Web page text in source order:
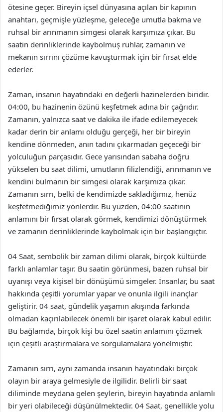
ötesine geçer. Bireyin içsel dünyasına açılan bir kapının
anahtarı, geçmişle yüzleşme, geleceğe umutla bakma ve
ruhsal bir arınmanın simgesi olarak karşımıza çıkar. Bu
saatin derinliklerinde kaybolmuş ruhlar, zamanın ve
mekanın sırrını çözüme kavuşturmak için bir fırsat elde
ederler.
Zaman, insanın hayatındaki en değerli hazinelerden biridir.
04:00, bu hazinenin özünü keşfetmek adına bir çağrıdır.
Zamanın, yalnızca saat ve dakika ile ifade edilemeyecek
kadar derin bir anlamı olduğu gerçeği, her bir bireyin
kendine dönmeden, anın tadını çıkarmadan geçeceği bir
yolculuğun parçasıdır. Gece yarısından sabaha doğru
yükselen bu saat dilimi, umutların filizlendiği, arınmanın ve
kendini bulmanın bir simgesi olarak karşımıza çıkar.
Zamanın sırrı, belki de kendimizde sakladığımız, henüz
keşfetmediğimiz yönlerdir. Bu yüzden, 04:00 saatinin
anlamını bir fırsat olarak görmek, kendimizi dönüştürmek
ve zamanın derinliklerinde kaybolmak için bir başlangıçtır.
04 Saat, sembolik bir zaman dilimi olarak, birçok kültürde
farklı anlamlar taşır. Bu saatin görünmesi, bazen ruhsal bir
uyanışı veya kişisel bir dönüşümü simgeler. İnsanlar, bu saat
hakkında çeşitli yorumlar yapar ve onunla ilgili inançlar
geliştirir. 04 saat, gündelik yaşamın akışında farkında
olmadan kaçırılabilecek önemli bir işaret olarak kabul edilir.
Bu bağlamda, birçok kişi bu özel saatin anlamını çözmek
için çeşitli araştırmalara ve sorgulamalara yönelmiştir.
Zamanın sırrı, aynı zamanda insanın hayatındaki birçok
olayın bir araya gelmesiyle de ilgilidir. Belirli bir saat
diliminde meydana gelen şeylerin, bireyin hayatında anlamlı
bir yeri olabileceği düşünülmektedir. 04 Saat, genellikle yolu